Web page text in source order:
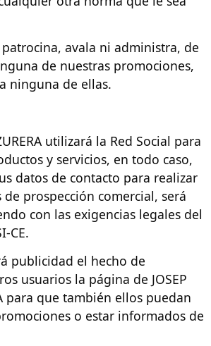
patrocina, avala ni administra, de
de nuestras promociones,
ninguna de ellas.
utilizará la Red Social para
y servicios, en todo caso,
datos de contacto para realizar
de prospección comercial, será
con las exigencias legales del
CE.
publicidad el hecho de
usuarios la página de JOSEP
para que también ellos puedan
o estar informados de